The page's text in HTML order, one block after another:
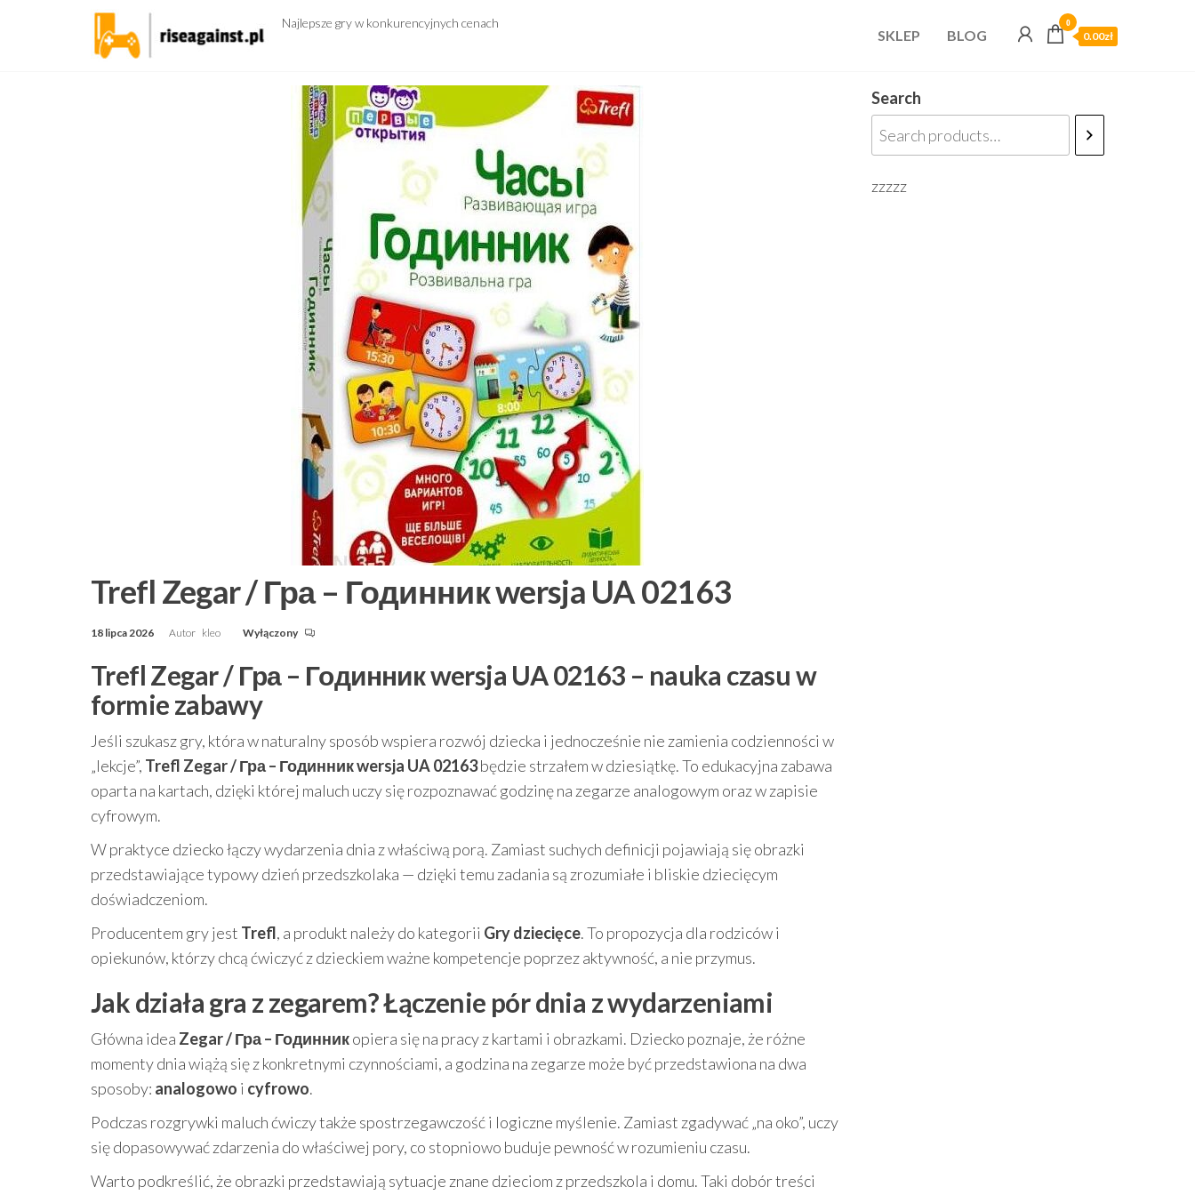
Najlepsze gry w konkurencyjnych cenach
SKLEP BLOG
0
0.00zł
Trefl Zegar / Гра – Годинник wersja UA 02163
18 lipca 2026 Autor kleo Wyłączony
Trefl Zegar / Гра – Годинник wersja UA 02163 – nauka czasu w
formie zabawy
Jeśli szukasz gry, która w naturalny sposób wspiera rozwój dziecka i jednocześnie nie zamienia codzienności w
„lekcje”, Trefl Zegar / Гра – Годинник wersja UA 02163będzie strzałem w dziesiątkę. To edukacyjna zabawa
oparta na kartach, dzięki której maluch uczy się rozpoznawać godzinę na zegarze analogowym oraz w zapisie
cyfrowym.
W praktyce dziecko łączy wydarzenia dnia z właściwą porą. Zamiast suchych definicji pojawiają się obrazki
przedstawiające typowy dzień przedszkolaka — dzięki temu zadania są zrozumiałe i bliskie dziecięcym
doświadczeniom.
Producentem gry jest Trefl, a produkt należy do kategorii Gry dziecięce. To propozycja dla rodziców i
opiekunów, którzy chcą ćwiczyć z dzieckiem ważne kompetencje poprzez aktywność, a nie przymus.
Jak działa gra z zegarem? Łączenie pór dnia z wydarzeniami
Główna idea Zegar / Гра – Годинникopiera się na pracy z kartami i obrazkami. Dziecko poznaje, że różne
momenty dnia wiążą się z konkretnymi czynnościami, a godzina na zegarze może być przedstawiona na dwa
sposoby: analogowo i cyfrowo.
Podczas rozgrywki maluch ćwiczy także spostrzegawczość i logiczne myślenie. Zamiast zgadywać „na oko”, uczy
się dopasowywać zdarzenia do właściwej pory, co stopniowo buduje pewność w rozumieniu czasu.
Warto podkreślić, że obrazki przedstawiają sytuacje znane dzieciom z przedszkola i domu. Taki dobór treści
Search
zzzzz